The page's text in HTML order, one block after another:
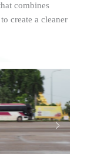
combines
create a cleaner